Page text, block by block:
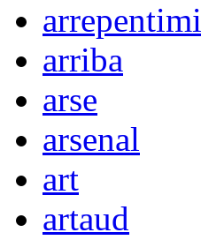
arriba
arse
arsenal
art
artaud